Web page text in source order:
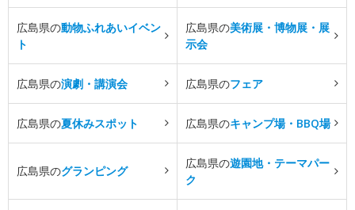
広島県の動物ふれあいイベン
ト
広島県の美術展・博物展・展
示会
広島県の演劇・講演会 広島県のフェア
広島県の夏休みスポット 広島県のキャンプ場・BBQ場
広島県のグランピング
広島県の遊園地・テーマパー
ク